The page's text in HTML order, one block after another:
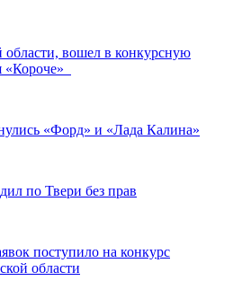
вошел в конкурсную
«Короче»
«Форд» и «Лада Калина»
по Твери без прав
поступило на конкурс
области